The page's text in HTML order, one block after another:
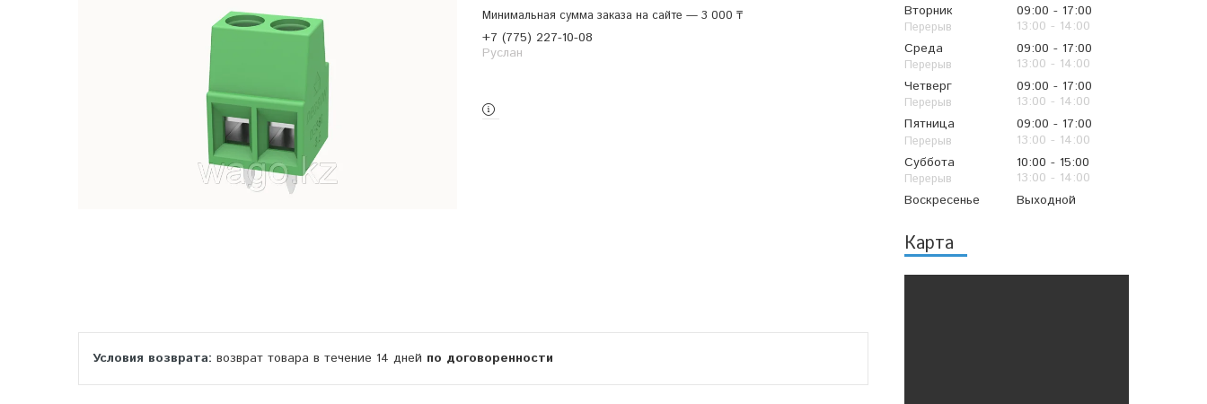
Вторник
09:00
17:00
13:00
14:00
Среда
09:00
17:00
13:00
14:00
Четверг
09:00
17:00
13:00
14:00
Пятница
09:00
17:00
13:00
14:00
Суббота
10:00
15:00
13:00
14:00
Воскресенье
Выходной
Карта
Минимальная сумма заказа на сайте — 3 000 ₸
+7 (775) 227-10-08
Руслан
возврат товара в течение 14 дней по договоренности